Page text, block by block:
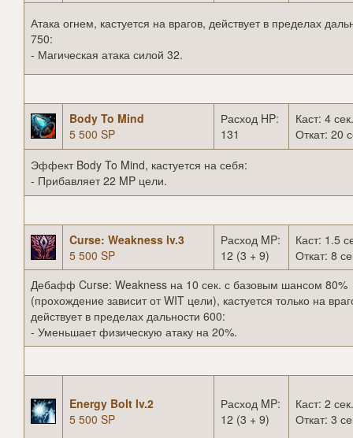
Атака огнем, кастуется на врагов, действует в пределах
750:
- Магическая атака силой 32.
Body To Mind
5 500 SP
Расход HP:
131
Каст: 4 сек.
Откат: 20
Эффект Body To Mind, кастуется на себя:
- Прибавляет 22 MP цели.
Curse: Weakness lv.3
5 500 SP
Расход MP:
12 (3 + 9)
Каст: 1.5
Откат: 8
Дебафф Curse: Weakness на 10 сек. с базовым шансом 80%
(прохождение зависит от WIT цели), кастуется только на
действует в пределах дальности 600:
- Уменьшает физическую атаку на 20%.
Energy Bolt lv.2
5 500 SP
Расход MP:
12 (3 + 9)
Каст: 2 сек.
Откат: 3